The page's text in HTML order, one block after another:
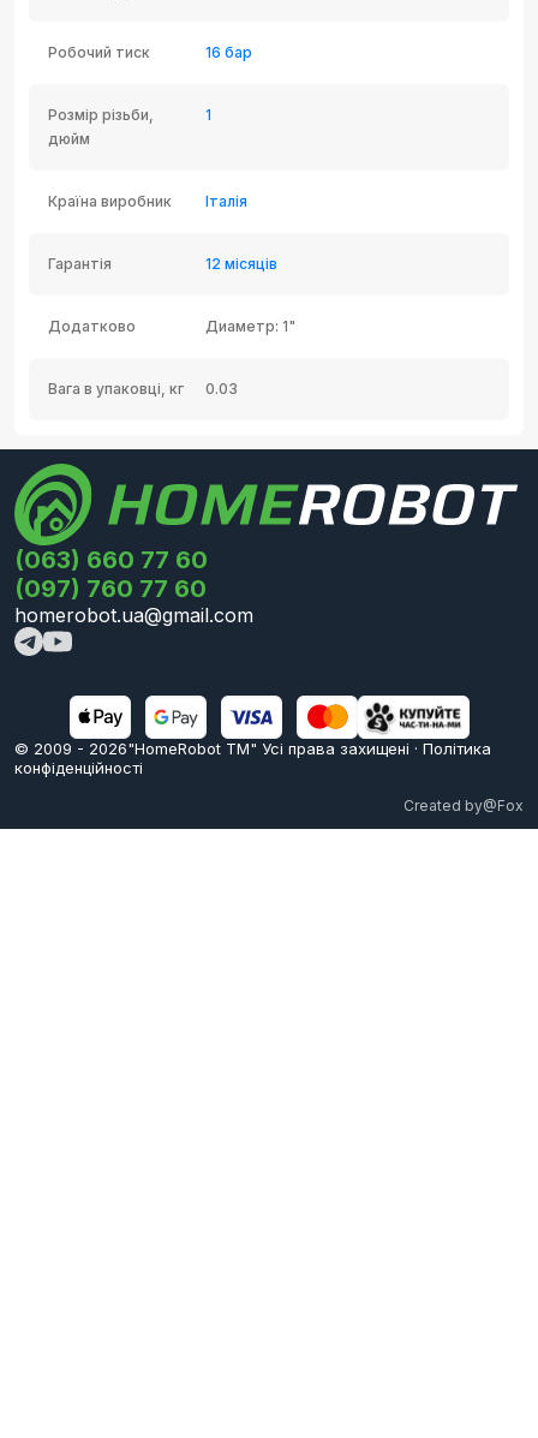
Робочий тиск 16 бар
Розмір різьби,
дюйм
1
Країна виробник Італія
Гарантія 12 місяців
Додатково Диаметр: 1"
Вага в упаковці, кг 0.03
(063) 660 77 60
(097) 760 77 60
homerobot.ua@gmail.com
© 2009 - 2026"HomeRobot ТМ" Усi права захищені · Політика
конфіденційності
Created by@Fox